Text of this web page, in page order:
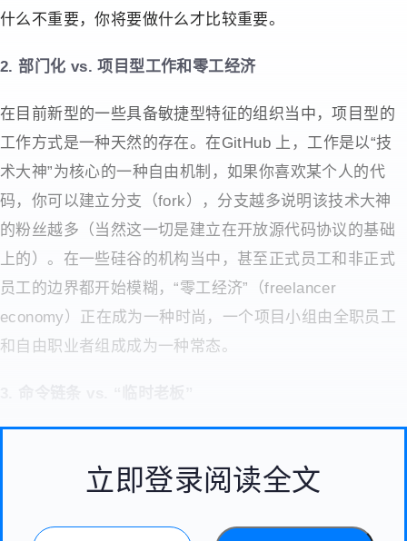
什么不重要，你将要做什么才比较重要。
2. 部门化 vs. 项目型工作和零工经济
在目前新型的一些具备敏捷型特征的组织当中，项目型的
工作方式是一种天然的存在。在GitHub 上，工作是以“技
术大神”为核心的一种自由机制，如果你喜欢某个人的代
码，你可以建立分支（fork），分支越多说明该技术大神
的粉丝越多（当然这一切是建立在开放源代码协议的基础
上的）。在一些硅谷的机构当中，甚至正式员工和非正式
员工的边界都开始模糊，“零工经济”（freelancer
economy）正在成为一种时尚，一个项目小组由全职员工
和自由职业者组成成为一种常态。
立即登录阅读全文